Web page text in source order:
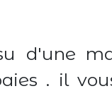
d'une
. il